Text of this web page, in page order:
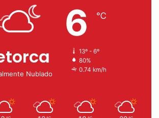
Nublado
6 ℃
13º - 6º
80%
0.74 km/h